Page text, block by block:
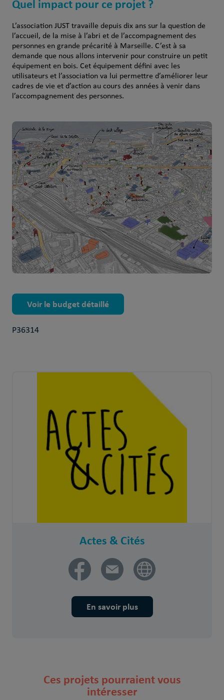
Quel impact pour ce projet ?
L’association JUST travaille depuis dix ans sur la question de
l’accueil, de la mise à l’abri et de l’accompagnement des
personnes en grande précarité à Marseille. C’est à sa
demande que nous allons intervenir pour construire un petit
équipement en bois. Cet équipement défini avec les
utilisateurs et l’association va lui permettre d’améliorer leur
cadres de vie et d’action au cours des années à venir dans
l’accompagnement des personnes.
Voir le budget détaillé
P36314
Actes & Cités
En savoir plus
Ces projets pourraient vous
intéresser